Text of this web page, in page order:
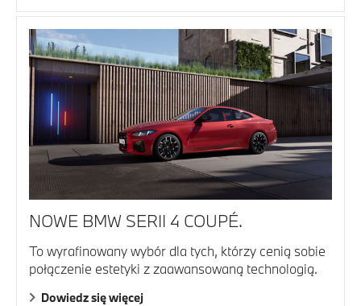
NOWE BMW SERII 4 COUPÉ.
To wyrafinowany wybór dla tych, którzy cenią sobie
połączenie estetyki z zaawansowaną technologią.
Dowiedz się więcej